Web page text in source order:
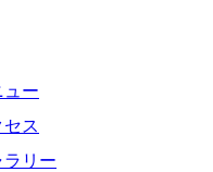
ュー
セス
ラリー